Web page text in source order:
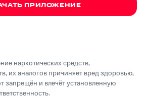
ПРИЛОЖЕНИЕ
наркотических средств,
их аналогов причиняет вред здоровью,
запрещён и влечёт установленную